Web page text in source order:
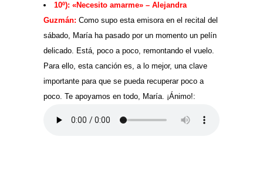
10º): «Necesito amarme» – Alejandra
Guzmán: Como supo esta emisora en el recital del
sábado, María ha pasado por un momento un pelín
delicado. Está, poco a poco, remontando el vuelo.
Para ello, esta canción es, a lo mejor, una clave
importante para que se pueda recuperar poco a
poco. Te apoyamos en todo, María. ¡Ánimo!: